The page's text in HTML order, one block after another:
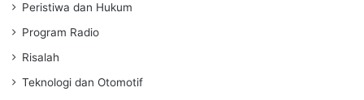
Peristiwa dan Hukum
Program Radio
Risalah
Teknologi dan Otomotif